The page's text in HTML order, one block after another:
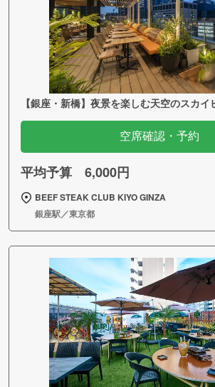
【銀座・新橋】夜景を楽しむ天空のスカイ
空席確認・予約
平均予算 6,000円
BEEF STEAK CLUB KIYO GINZA
銀座駅／東京都